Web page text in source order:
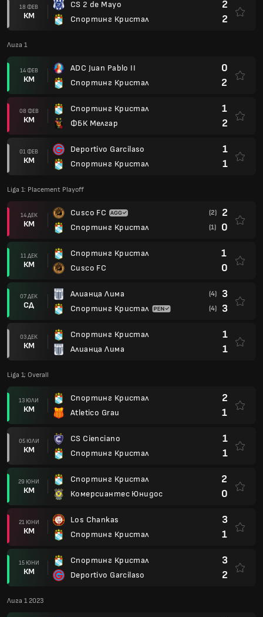
18 ФЕВ
КМ
CS 2 de Mayo
Спортинг Кристал
2
2
Лига 1
14 ФЕВ
КМ
ADC Juan Pablo II
Спортинг Кристал
0
2
08 ФЕВ
КМ
Спортинг Кристал
ФБК Мелгар
1
2
01 ФЕВ
КМ
Deportivo Garcilaso
Спортинг Кристал
1
1
Liga 1: Placement Playoff
14 ДЕК
КМ
Cusco FC
Спортинг Кристал
(2) 2
(1) 0
11 ДЕК
КМ
Спортинг Кристал
Cusco FC
1
0
07 ДЕК
СД
Алианца Лима
Спортинг Кристал
(4) 3
(4) 3
03 ДЕК
КМ
Спортинг Кристал
Алианца Лима
1
1
Liga 1; Overall
13 ЮЛИ
КМ
Спортинг Кристал
Atletico Grau
2
1
05 ЮЛИ
КМ
CS Cienciano
Спортинг Кристал
1
1
29 ЮНИ
КМ
Спортинг Кристал
Комерсиантес Юнидос
2
0
21 ЮНИ
КМ
Los Chankas
Спортинг Кристал
3
1
15 ЮНИ
КМ
Спортинг Кристал
Deportivo Garcilaso
3
2
Лига 1 2023